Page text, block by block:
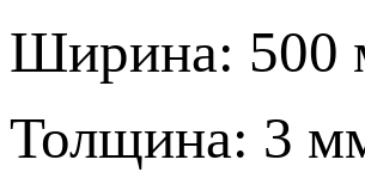
Ширина: 500
Толщина: 3